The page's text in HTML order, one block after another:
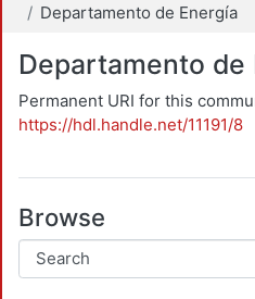
Departamento de Energía
Departamento de
Permanent URI for this
https://hdl.handle.net/11191/8
Browse